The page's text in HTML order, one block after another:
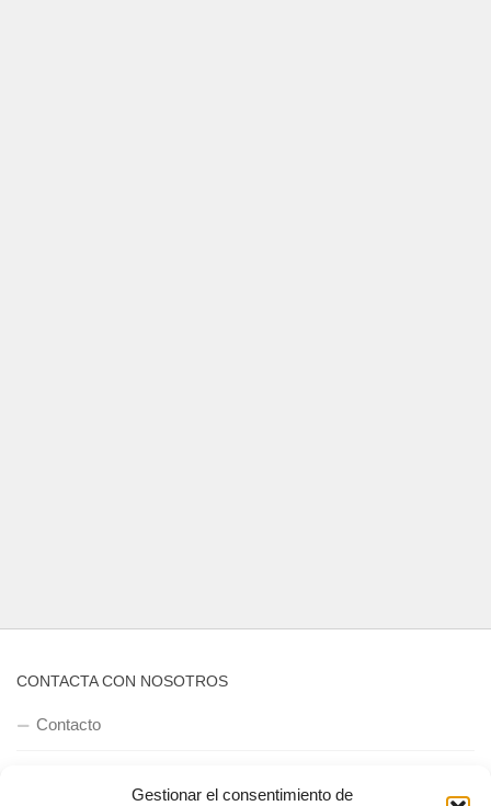
Gestionar el consentimiento de
CONTACTA CON NOSOTROS
Contacto